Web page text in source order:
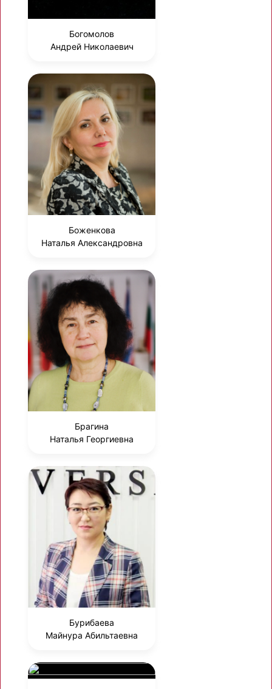
Богомолов
Андрей Николаевич
Боженкова
Наталья Александровна
Брагина
Наталья Георгиевна
Бурибаева
Майнура Абильтаевна